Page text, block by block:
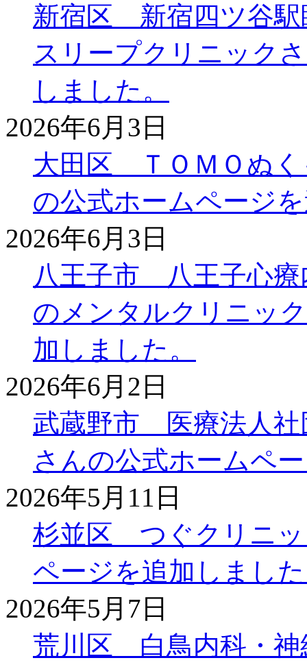
新宿区 新宿四ツ谷駅
スリープクリニック
しました。
2026年6月3日
大田区 ＴＯＭＯぬく
の公式ホームページ
2026年6月3日
八王子市 八王子心療
のメンタルクリニッ
加しました。
2026年6月2日
武蔵野市 医療法人
さんの公式ホームペ
2026年5月11日
杉並区 つぐクリニッ
ページを追加しまし
2026年5月7日
荒川区 白鳥内科・神